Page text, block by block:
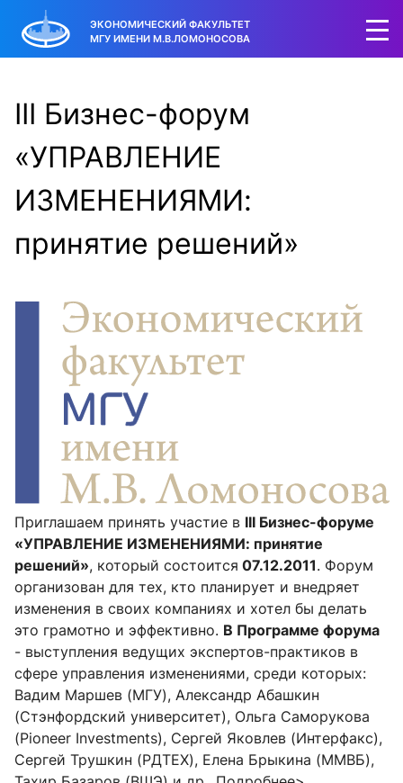
ЭКОНОМИЧЕСКИЙ ФАКУЛЬТЕТ
МГУ ИМЕНИ М.В.ЛОМОНОСОВА
III Бизнес-форум
«УПРАВЛЕНИЕ
ИЗМЕНЕНИЯМИ:
принятие решений»
Приглашаем принять участие в III Бизнес-форуме
«УПРАВЛЕНИЕ ИЗМЕНЕНИЯМИ: принятие
решений», который состоится 07.12.2011. Форум
организован для тех, кто планирует и внедряет
изменения в своих компаниях и хотел бы делать
это грамотно и эффективно. В Программе форума
- выступления ведущих экспертов-практиков в
сфере управления изменениями, среди которых:
Вадим Маршев (МГУ), Александр Абашкин
(Стэнфордский университет), Ольга Саморукова
(Pioneer Investments), Сергей Яковлев (Интерфакс),
Сергей Трушкин (РДТЕХ), Елена Брыкина (ММВБ),